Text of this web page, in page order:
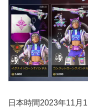
日本時間2023年11月